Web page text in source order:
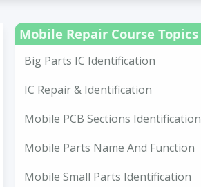
Mobile Repair Course Topics
Big Parts IC Identification
IC Repair & Identification
Mobile PCB Sections Identification
Mobile Parts Name And Function
Mobile Small Parts Identification